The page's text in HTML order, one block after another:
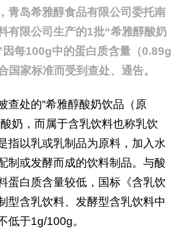
青岛希雅醇食品有限公司委托南
有限公司生产的1批“希雅醇酸奶
因每100g中的蛋白质含量（0.89g
国家标准而受到查处、通告。
查处的“希雅醇酸奶饮品（原
奶，而属于含乳饮料也称乳饮
指以乳或乳制品为原料，加入水
制或发酵而成的饮料制品。与酸
蛋白质含量较低，国标《含乳饮
型含乳饮料、发酵型含乳饮料中
低于1g/100g。